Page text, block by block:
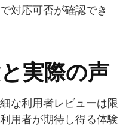
対応可否が確認でき
実際の声
な利用者レビューは限
用者が期待し得る体験